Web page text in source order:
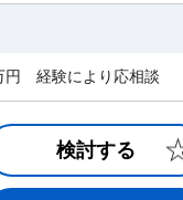
円 経験により応相談
検討する